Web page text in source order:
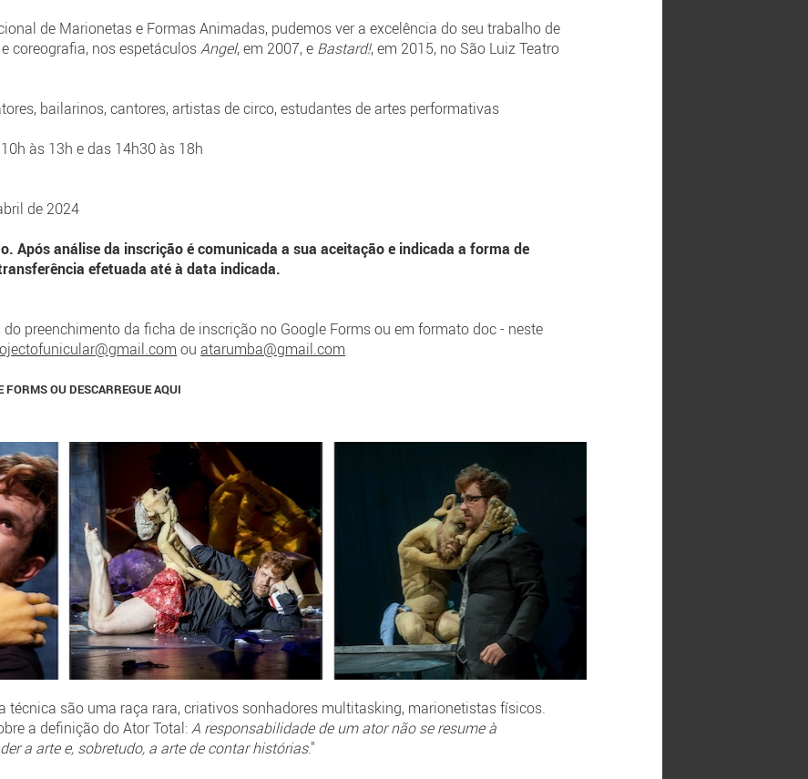
de Marionetas e Formas Animadas, pudemos ver a excelência do seu trabalho de
coreografia, nos espetáculosAngel, em 2007, e Bastard!, em 2015, no São Luiz Teatro
bailarinos, cantores, artistas de circo, estudantes de artes performativas
às 13h e das 14h30 às 18h
de 2024
Após análise da inscrição é comunicada a sua aceitação e indicada a forma de
efetuada até à data indicada.
preenchimento da ficha de inscrição no Google Forms ou em formato doc - neste
ouatarumba@gmail.com
FORMS OU DESCARREGUE AQUI
técnica são uma raça rara, criativos sonhadores multitasking, marionetistas físicos.
a definição do Ator Total:A responsabilidade de um ator não se resume à
a arte e, sobretudo, a arte de contar histórias."